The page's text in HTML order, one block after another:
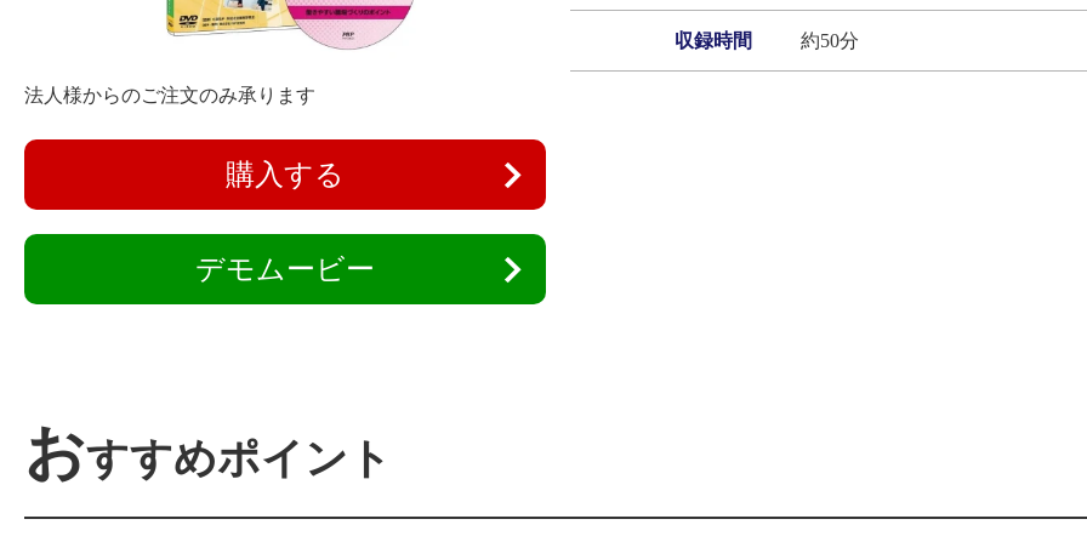
法人様からのご注文のみ承ります
購入する
デモムービー
収録時間 約50分
おすすめポイント